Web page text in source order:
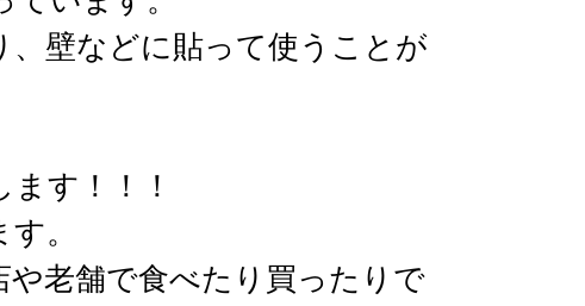
壁などに貼って使うことが
す！！！
。
老舗で食べたり買ったりで